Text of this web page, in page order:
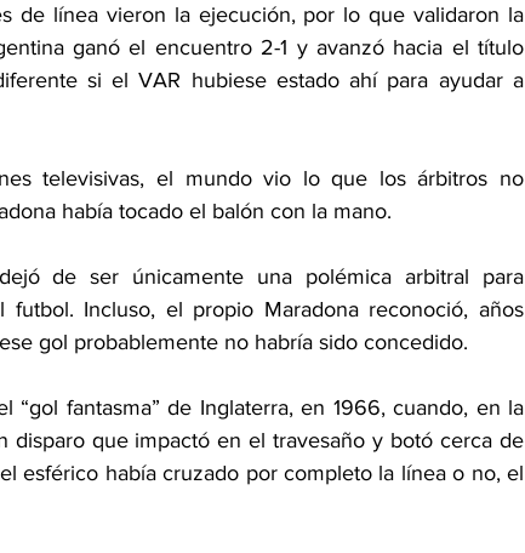
de línea vieron la ejecución, por lo que validaron la
ganó el encuentro 2-1 y avanzó hacia el título
si el VAR hubiese estado ahí para ayudar a
televisivas, el mundo vio lo que los árbitros no
había tocado el balón con la mano.
de ser únicamente una polémica arbitral para
Incluso, el propio Maradona reconoció, años
gol probablemente no habría sido concedido.
“gol fantasma” de Inglaterra, en 1966, cuando, en la
disparo que impactó en el travesaño y botó cerca de
esférico había cruzado por completo la línea o no, el